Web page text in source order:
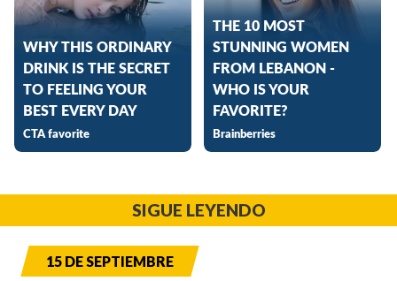
SIGUE LEYENDO
15 DE SEPTIEMBRE